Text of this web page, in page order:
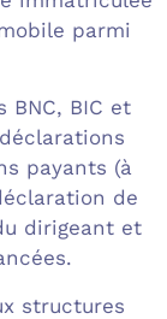
parmi
BIC et
payants (à
de
dirigeant et
structures